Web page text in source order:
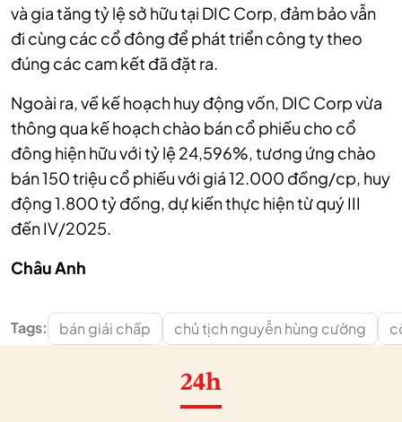
và gia tăng tỷ lệ sở hữu tại DIC Corp, đảm bảo vẫn
đi cùng các cổ đông để phát triển công ty theo
đúng các cam kết đã đặt ra.
Ngoài ra, về kế hoạch huy động vốn, DIC Corp vừa
thông qua kế hoạch chào bán cổ phiếu cho cổ
đông hiện hữu với tỷ lệ 24,596%, tương ứng chào
bán 150 triệu cổ phiếu với giá 12.000 đồng/cp, huy
động 1.800 tỷ đồng, dự kiến thực hiện từ quý III
đến IV/2025.
Châu Anh
Tags: bán giái chấp chủ tịch nguyễn hùng cường
24h